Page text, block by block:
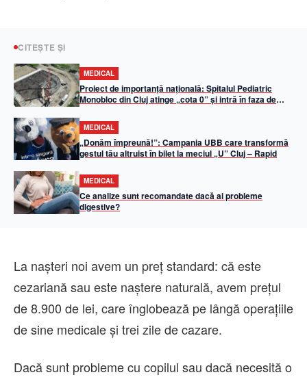
CITEȘTE ȘI
MEDICAL
Proiect de importanță națională: Spitalul Pediatric
Monobloc din Cluj atinge „cota 0” și intră în faza de
MEDICAL
„Donăm împreună!”: Campania UBB care transformă
gestul tău altruist în bilet la meciul „U” Cluj – Rapid
MEDICAL
Ce analize sunt recomandate dacă ai probleme
digestive?
La nașteri noi avem un preț standard: că este
cezariană sau este naștere naturală, avem prețul
de 8.900 de lei, care înglobează pe lângă operațiile
de sine medicale și trei zile de cazare.
Dacă sunt probleme cu copilul sau dacă necesită o